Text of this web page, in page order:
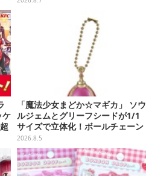
ケ
「魔法少女まどか☆マギカ」 ソウ
ルジェムとグリーフシードが1/1
サイズで立体化！ボールチェーン
を外せばフィギュアとして飾れる
ガシャポン全6種
2026.8.5